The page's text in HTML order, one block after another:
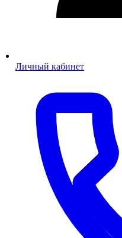
Личный кабинет